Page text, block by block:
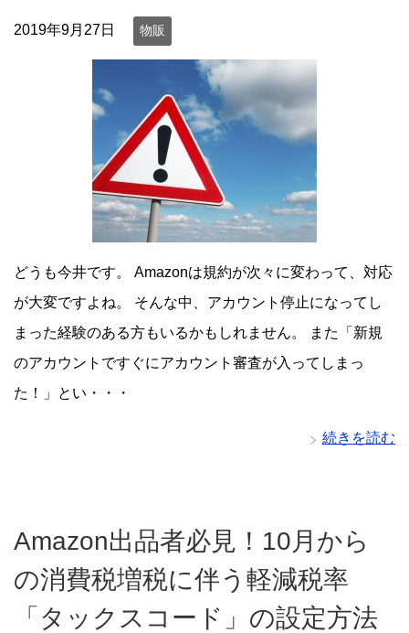
2019年9月27日 物販
どうも今井です。 Amazonは規約が次々に変わって、対応
が大変ですよね。 そんな中、アカウント停止になってし
まった経験のある方もいるかもしれません。 また「新規
のアカウントですぐにアカウント審査が入ってしまっ
た！」とい・・・
続きを読む
Amazon出品者必見！10月から
の消費税増税に伴う軽減税率
「タックスコード」の設定方法